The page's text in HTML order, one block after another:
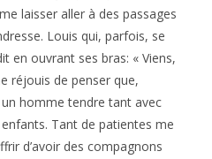
laisser aller à des passages
Louis qui, parfois, se
en ouvrant ses bras: « Viens,
réjouis de penser que,
homme tendre tant avec
Tant de patientes me
d’avoir des compagnons